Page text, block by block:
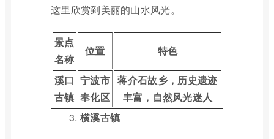
这里欣赏到美丽的山水风光。
景点
名称
位置 特色
溪口
古镇
宁波市
奉化区
蒋介石故乡，历史遗迹
丰富，自然风光迷人
3. 横溪古镇